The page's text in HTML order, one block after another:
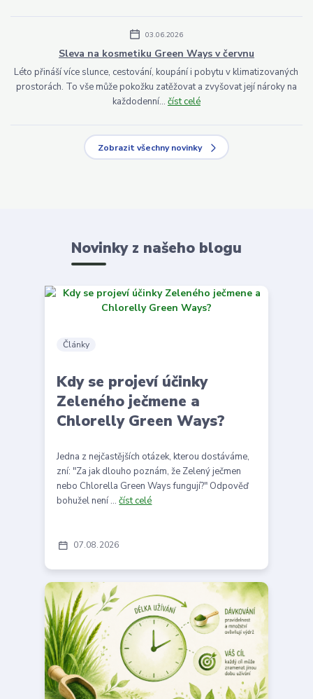
03.06.2026
Sleva na kosmetiku Green Ways v červnu
Léto přináší více slunce, cestování, koupání i pobytu v klimatizovaných
prostorách. To vše může pokožku zatěžovat a zvyšovat její nároky na
každodenní... číst celé
Zobrazit všechny novinky
Novinky z našeho blogu
07 08 2026
Články
Kdy se projeví účinky
Zeleného ječmene a
Chlorelly Green Ways?
Jedna z nejčastějších otázek, kterou dostáváme,
zní: "Za jak dlouho poznám, že Zelený ječmen
nebo Chlorella Green Ways fungují?" Odpověď
bohužel není ...číst celé